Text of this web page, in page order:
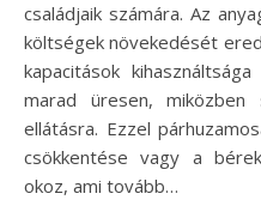
családjaik számára. Az
költségek növekedését
kapacitások
marad üresen,
ellátásra. Ezzel
csökkentése vagy a
okoz, ami tovább…